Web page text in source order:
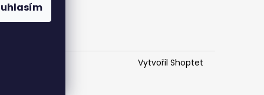
Vytvořil Shoptet